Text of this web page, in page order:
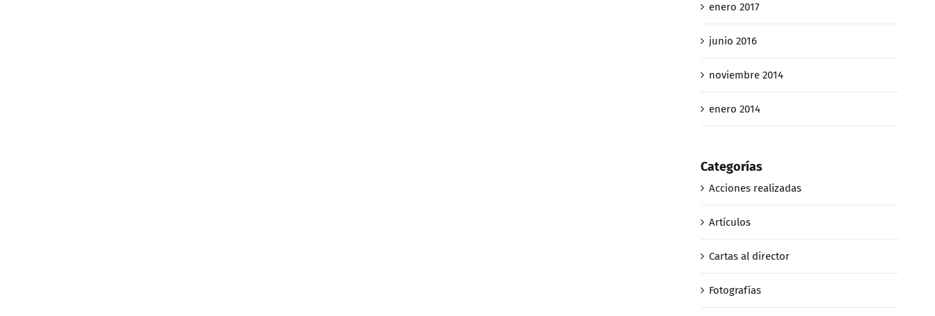
enero 2017
junio 2016
noviembre 2014
enero 2014
Categorías
Acciones realizadas
Artículos
Cartas al director
Fotografías